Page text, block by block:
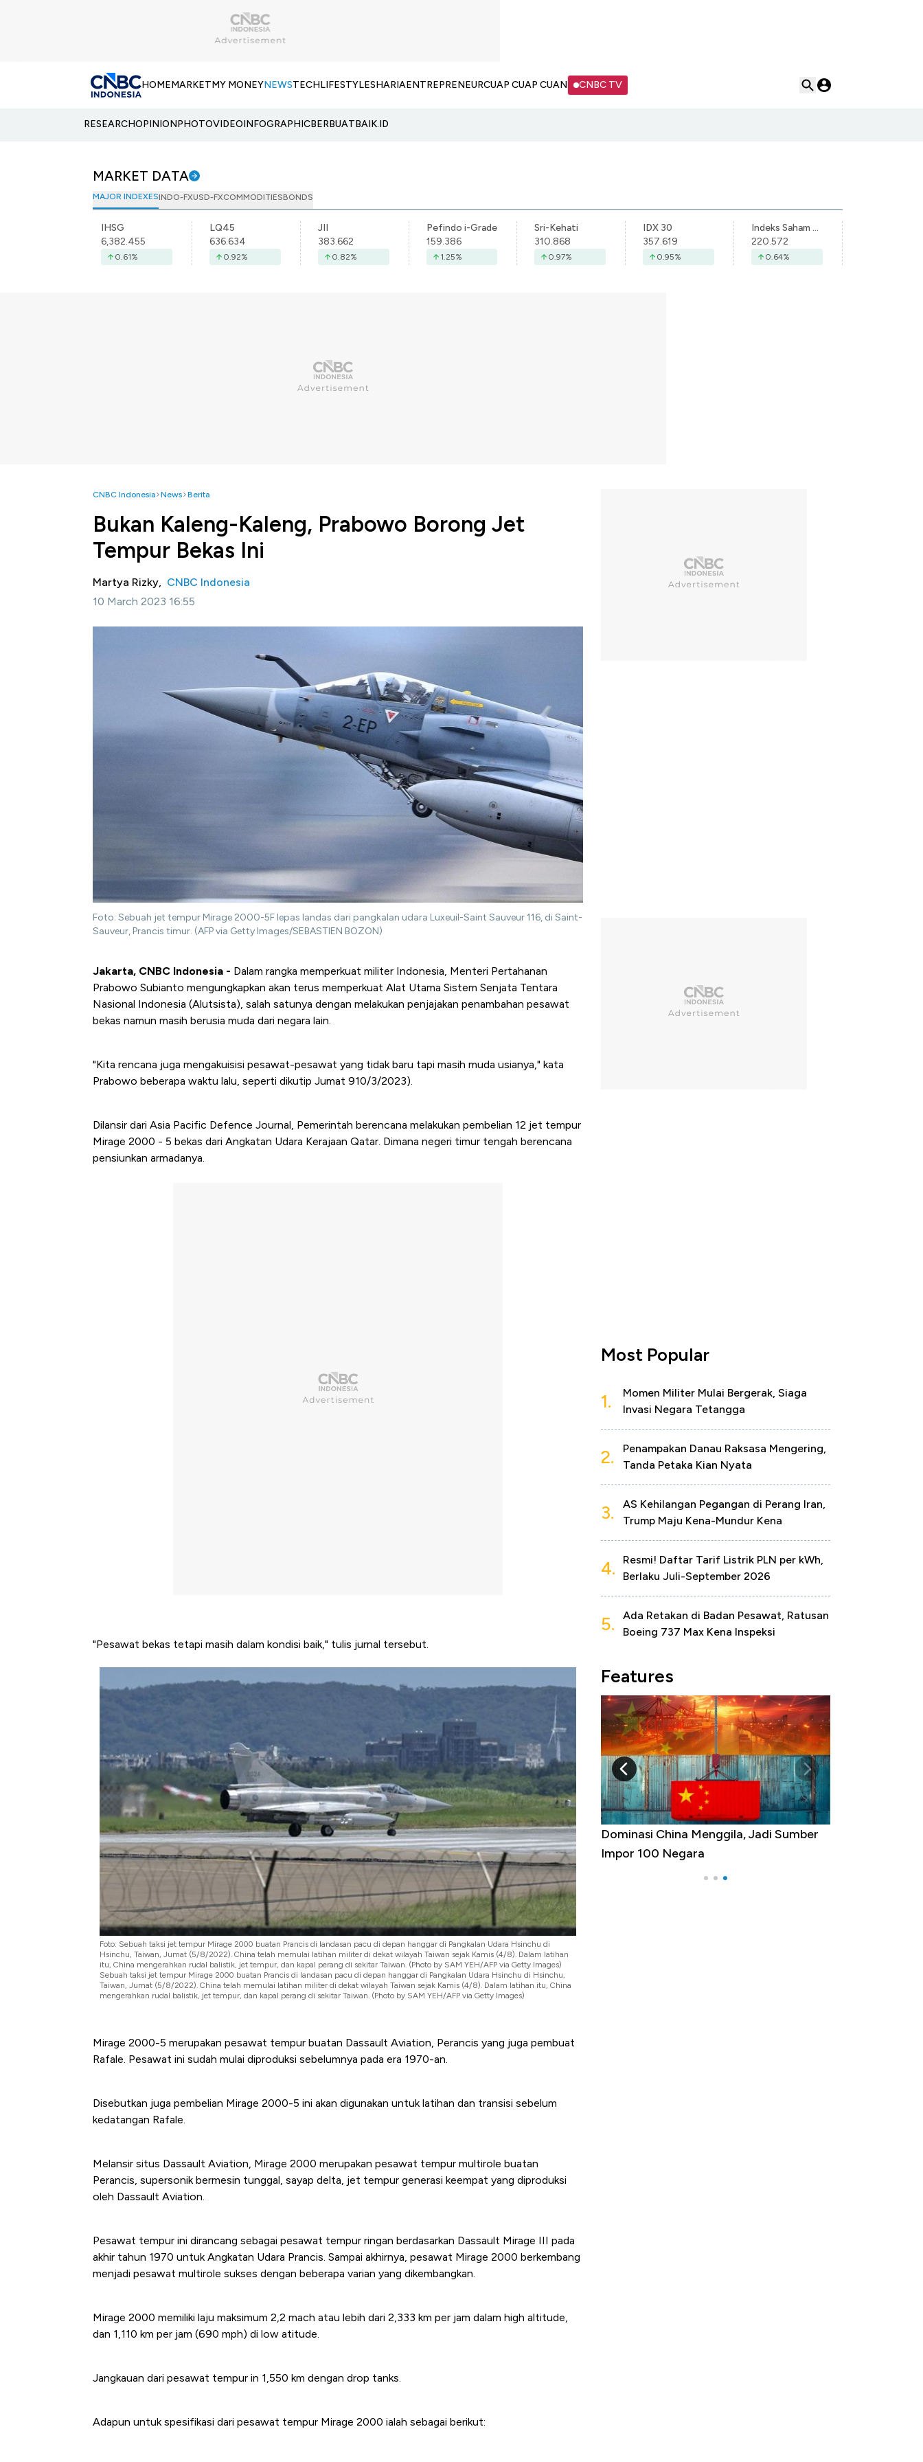
HOMEMARKETMY MONEYNEWSTECHLIFESTYLESHARIAENTREPRENEURCUAP CUAP CUAN CNBC TV
RESEARCHOPINIONPHOTOVIDEOINFOGRAPHICBERBUATBAIK.ID
MARKET DATA
MAJOR INDEXESINDO-FXUSD-FXCOMMODITIESBONDS
IHSG
6,382.455
0.61%
LQ45
636.634
0.92%
JII
383.662
0.82%
Pefindo i-Grade
159.386
1.25%
Sri-Kehati
310.868
0.97%
IDX 30
357.619
0.95%
Indeks Saham Syariah Indonesia
220.572
0.64%
CNBC Indonesia News Berita
Bukan Kaleng-Kaleng, Prabowo Borong Jet
Tempur Bekas Ini
Martya Rizky, CNBC Indonesia
10 March 2023 16:55
Foto: Sebuah jet tempur Mirage 2000-5F lepas landas dari pangkalan udara Luxeuil-Saint Sauveur 116, di Saint-
Sauveur, Prancis timur. (AFP via Getty Images/SEBASTIEN BOZON)
Jakarta, CNBC Indonesia - Dalam rangka memperkuat militer Indonesia, Menteri Pertahanan
Prabowo Subianto mengungkapkan akan terus memperkuat Alat Utama Sistem Senjata Tentara
Nasional Indonesia (Alutsista), salah satunya dengan melakukan penjajakan penambahan pesawat
bekas namun masih berusia muda dari negara lain.
"Kita rencana juga mengakuisisi pesawat-pesawat yang tidak baru tapi masih muda usianya," kata
Prabowo beberapa waktu lalu, seperti dikutip Jumat 910/3/2023).
Dilansir dari Asia Pacific Defence Journal, Pemerintah berencana melakukan pembelian 12 jet tempur
Mirage 2000 - 5 bekas dari Angkatan Udara Kerajaan Qatar. Dimana negeri timur tengah berencana
pensiunkan armadanya.
"Pesawat bekas tetapi masih dalam kondisi baik," tulis jurnal tersebut.
Foto: Sebuah taksi jet tempur Mirage 2000 buatan Prancis di landasan pacu di depan hanggar di Pangkalan Udara Hsinchu di
Hsinchu, Taiwan, Jumat (5/8/2022). China telah memulai latihan militer di dekat wilayah Taiwan sejak Kamis (4/8). Dalam latihan
itu, China mengerahkan rudal balistik, jet tempur, dan kapal perang di sekitar Taiwan. (Photo by SAM YEH/AFP via Getty Images)
Sebuah taksi jet tempur Mirage 2000 buatan Prancis di landasan pacu di depan hanggar di Pangkalan Udara Hsinchu di Hsinchu,
Taiwan, Jumat (5/8/2022). China telah memulai latihan militer di dekat wilayah Taiwan sejak Kamis (4/8). Dalam latihan itu, China
mengerahkan rudal balistik, jet tempur, dan kapal perang di sekitar Taiwan. (Photo by SAM YEH/AFP via Getty Images)
Mirage 2000-5 merupakan pesawat tempur buatan Dassault Aviation, Perancis yang juga pembuat
Rafale. Pesawat ini sudah mulai diproduksi sebelumnya pada era 1970-an.
Disebutkan juga pembelian Mirage 2000-5 ini akan digunakan untuk latihan dan transisi sebelum
kedatangan Rafale.
Melansir situs Dassault Aviation, Mirage 2000 merupakan pesawat tempur multirole buatan
Perancis, supersonik bermesin tunggal, sayap delta, jet tempur generasi keempat yang diproduksi
oleh Dassault Aviation.
Pesawat tempur ini dirancang sebagai pesawat tempur ringan berdasarkan Dassault Mirage III pada
akhir tahun 1970 untuk Angkatan Udara Prancis. Sampai akhirnya, pesawat Mirage 2000 berkembang
menjadi pesawat multirole sukses dengan beberapa varian yang dikembangkan.
Mirage 2000 memiliki laju maksimum 2,2 mach atau lebih dari 2,333 km per jam dalam high altitude,
dan 1,110 km per jam (690 mph) di low atitude.
Jangkauan dari pesawat tempur in 1,550 km dengan drop tanks.
Adapun untuk spesifikasi dari pesawat tempur Mirage 2000 ialah sebagai berikut:
Most Popular
1.
Momen Militer Mulai Bergerak, Siaga
Invasi Negara Tetangga
2.
Penampakan Danau Raksasa Mengering,
Tanda Petaka Kian Nyata
3.
AS Kehilangan Pegangan di Perang Iran,
Trump Maju Kena-Mundur Kena
4.
Resmi! Daftar Tarif Listrik PLN per kWh,
Berlaku Juli-September 2026
5.
Ada Retakan di Badan Pesawat, Ratusan
Boeing 737 Max Kena Inspeksi
Features
Harga Batu Bara Bangkit, Ada Kabar
Baik Buat Pengusaha RI
Harga Emas Jatuh Usai Terbang 3 Hari,
Apa yang Sebenarnya Terjadi?
Dominasi China Menggila, Jadi Sumber
Impor 100 Negara